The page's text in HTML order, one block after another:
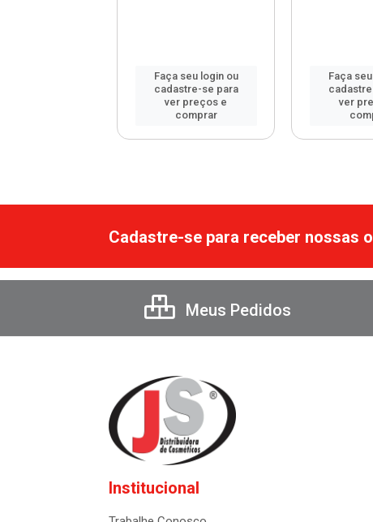
Faça seu login ou
cadastre-se para
ver preços e
comprar
Faça
ver
Cadastre-se para receber nossas
Meus Pedidos
Institucional